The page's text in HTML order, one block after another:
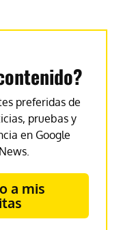
preferidas de
pruebas y
en Google
a mis